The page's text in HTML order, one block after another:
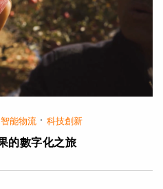
智能物流 · 科技創新
的數字化之旅